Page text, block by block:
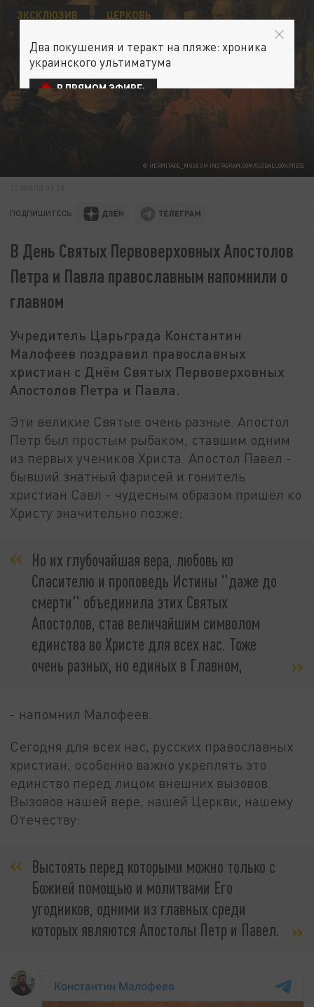
© HERMITAGE_MUSEUM INSTAGRAM.COM/GLOBALLOOKPRESS
ЭКСКЛЮЗИВ ЦЕРКОВЬ
ПОДПИШИТЕСЬ:
В День Святых Первоверховных Апостолов
Петра и Павла православным напомнили о
главном
Учредитель Царьграда Константин
Малофеев поздравил православных
христиан с Днём Святых Первоверховных
Апостолов Петра и Павла.
Эти великие Святые очень разные. Апостол
Петр был простым рыбаком, ставшим одним
из первых учеников Христа. Апостол Павел -
бывший знатный фарисей и гонитель
христиан Савл - чудесным образом пришёл ко
Христу значительно позже:
Но их глубочайшая вера, любовь ко
Спасителю и проповедь Истины "даже до
смерти" объединила этих Святых
Апостолов, став величайшим символом
единства во Христе для всех нас. Тоже
очень разных, но единых в Главном,
- напомнил Малофеев.
Сегодня для всех нас, русских православных
христиан, особенно важно укреплять это
единство перед лицом внешних вызовов.
Вызовов нашей вере, нашей Церкви, нашему
Отечеству:
Выстоять перед которыми можно только с
Божией помощью и молитвами Его
угодников, одними из главных среди
которых являются Апостолы Петр и Павел.
Два покушения и теракт на пляже: хроника
украинского ультиматума
В ПРЯМОМ ЭФИРЕ: